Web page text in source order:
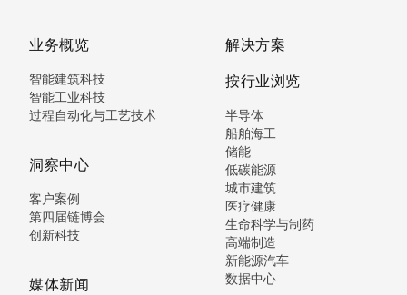
业务概览
智能建筑科技
智能工业科技
过程自动化与工艺技术
洞察中心
客户案例
第四届链博会
创新科技
媒体新闻
解决方案
按行业浏览
半导体
船舶海工
储能
低碳能源
城市建筑
医疗健康
生命科学与制药
高端制造
新能源汽车
数据中心